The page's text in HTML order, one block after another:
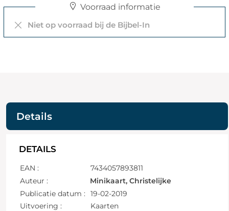
Voorraad informatie
Niet op voorraad bij de Bijbel-In
Details
DETAILS
EAN :
7434057893811
Auteur :
Minikaart, Christelijke
Publicatie datum :
19-02-2019
Uitvoering :
Kaarten